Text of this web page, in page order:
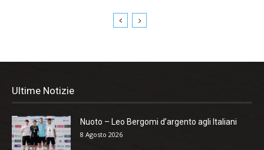
Ultime Notizie
Nuoto – Leo Bergomi d’argento agli Italiani
8 Agosto 2026